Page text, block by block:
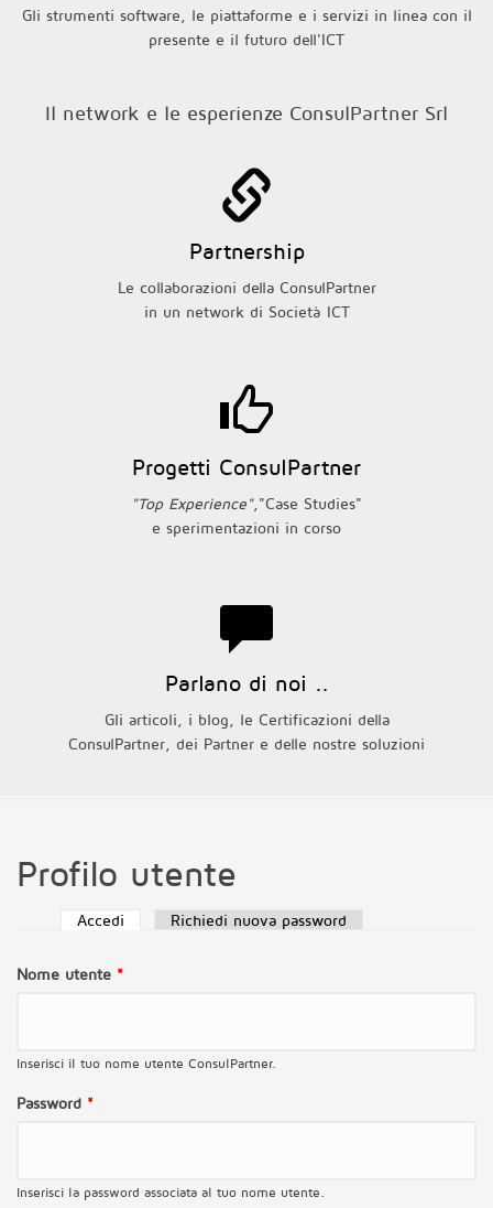
Gli strumenti software, le piattaforme e i servizi in linea con il
presente e il futuro dell'ICT
Il network e le esperienze ConsulPartner Srl
Partnership
Le collaborazioni della ConsulPartner
in un network di Società ICT
Progetti ConsulPartner
"Top Experience","Case Studies"
e sperimentazioni in corso
Parlano di noi ..
Gli articoli, i blog, le Certificazioni della
ConsulPartner, dei Partner e delle nostre soluzioni
Profilo utente
Accedi (scheda attiva)
Richiedi nuova password
Nome utente *
Inserisci il tuo nome utente ConsulPartner.
Password *
Inserisci la password associata al tuo nome utente.